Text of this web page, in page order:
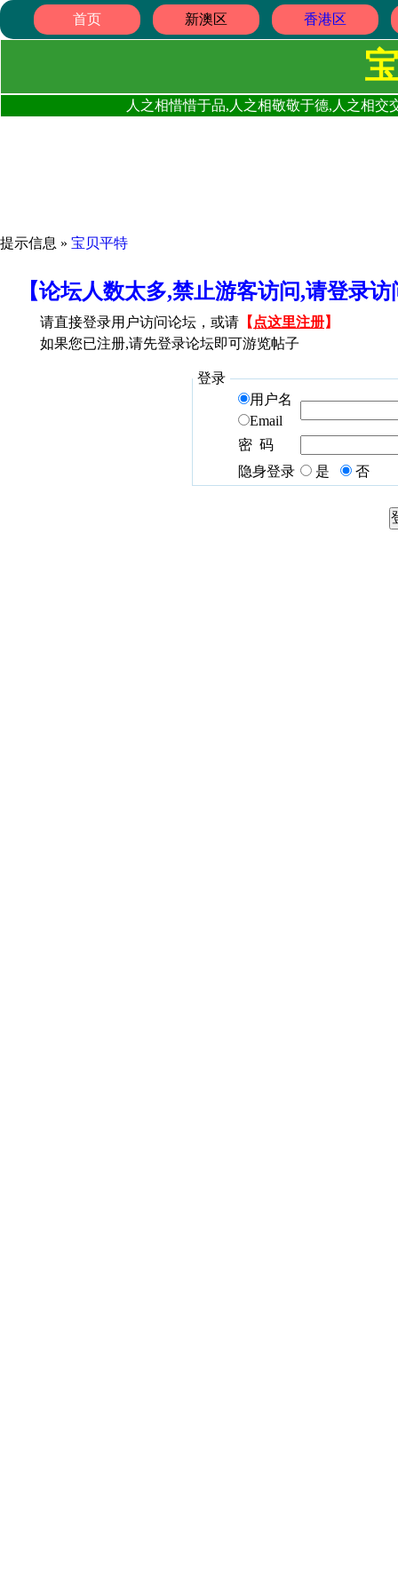
首页 新澳区 香港区
人之相惜惜于品,人之相敬敬于德,人之相
提示信息 » 宝贝平特
【论坛人数太多,禁止游客访问,请登录
请直接登录用户访问论坛，或请 【 点这里注册】
如果您已注册,请先登录论坛即可游览帖子
登录
用户名
Email
密 码
隐身登录
是 否